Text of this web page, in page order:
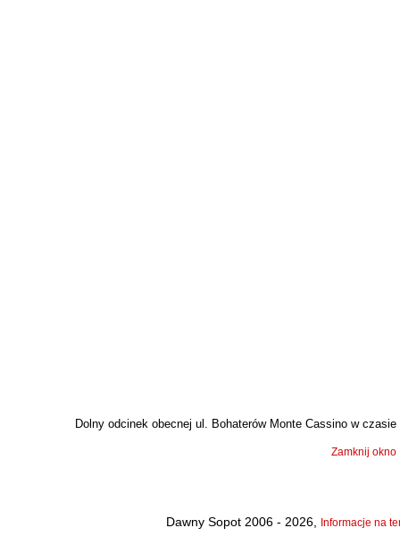
Dolny odcinek obecnej ul. Bohaterów Monte Cassino w
Zamknij okno
Dawny Sopot 2006 - 2026, Informacje na